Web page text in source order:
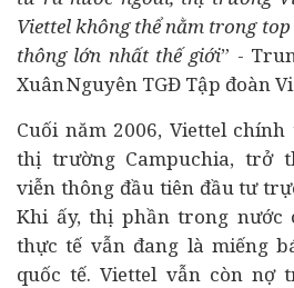
Viettel không thể nằm trong
thông lớn nhất thế giới” -
Xuân Nguyên TGĐ Tập đoàn
Cuối năm 2006, Viettel chính
thị trường Campuchia, trở
viễn thông đầu tiên đầu tư
Khi ấy, thị phần trong nước
thực tế vẫn đang là miếng
quốc tế. Viettel vẫn còn nợ